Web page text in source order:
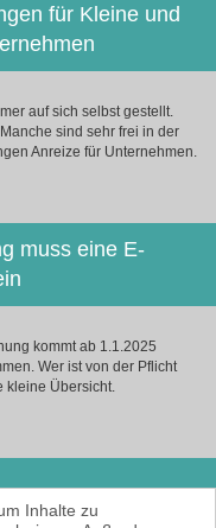
für Kleine und
auf sich selbst gestellt.
sind sehr frei in der
Anreize für Unternehmen.
muss eine E-
kommt ab 1.1.2025
Wer ist von der Pflicht
kleine Übersicht.
E-Mail: noe@mcdata.de
Inhalte zu